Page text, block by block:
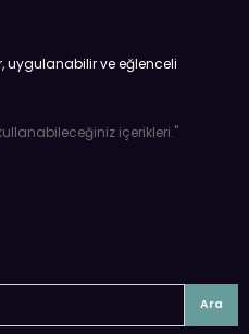
uygulanabilir ve eğlenceli
içerikleri.''
Ara